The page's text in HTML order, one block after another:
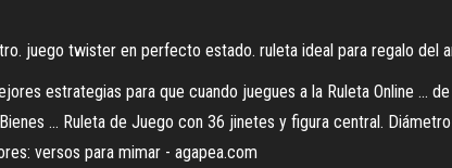
juego twister en perfecto estado. ruleta ideal para regalo del
estrategias para que cuando juegues a la Ruleta Online ...
... Ruleta de Juego con 36 jinetes y figura central.
versos para mimar - agapea.com